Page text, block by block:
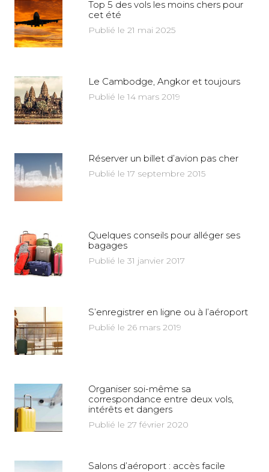
Top 5 des vols les moins chers pour
cet été
Publié le 21 mai 2025
Le Cambodge, Angkor et toujours
Publié le 14 mars 2019
Réserver un billet d’avion pas cher
Publié le 17 septembre 2015
Quelques conseils pour alléger ses
bagages
Publié le 31 janvier 2017
S’enregistrer en ligne ou à l’aéroport
Publié le 26 mars 2019
Organiser soi-même sa
correspondance entre deux vols,
intérêts et dangers
Publié le 27 février 2020
Salons d’aéroport : accès facile